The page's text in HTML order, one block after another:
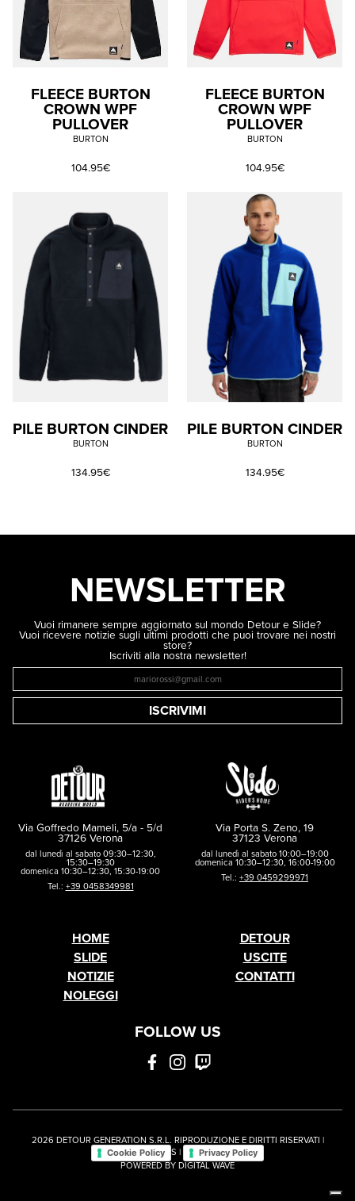
FLEECE BURTON
CROWN WPF
PULLOVER
BURTON
104.95€
FLEECE BURTON
CROWN WPF
PULLOVER
BURTON
104.95€
PILE BURTON CINDER
BURTON
134.95€
PILE BURTON CINDER
BURTON
134.95€
NEWSLETTER
Vuoi rimanere sempre aggiornato sul mondo Detour e Slide?
Vuoi ricevere notizie sugli ultimi prodotti che puoi trovare nei nostri
store?
Iscriviti alla nostra newsletter!
ISCRIVIMI
Via Goffredo Mameli, 5/a - 5/d
37126 Verona
dal lunedì al sabato 09:30–12:30,
15:30–19:30
domenica 10:30–12:30, 15:30-19:00
Tel.: +39 0458349981
Via Porta S. Zeno, 19
37123 Verona
dal lunedì al sabato 10:00–19:00
domenica 10:30–12:30, 16:00-19:00
Tel.: +39 0459299971
HOME
DETOUR
SLIDE
USCITE
NOTIZIE
CONTATTI
NOLEGGI
FOLLOW US
2026 DETOUR GENERATION S.R.L. RIPRODUZIONE E DIRITTI RISERVATI |
Cookie Policy S | Privacy Policy
POWERED BYDIGITAL WAVE